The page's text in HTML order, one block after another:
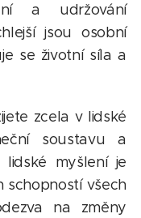
a udržování
jsou osobní
se životní síla a
zcela v lidské
soustavu a
myšlení je
schopností všech
na změny